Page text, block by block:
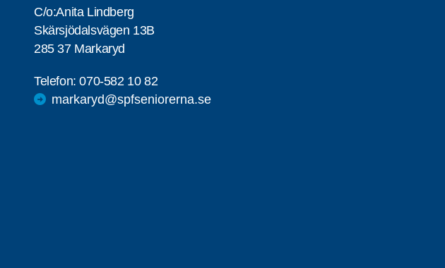
C/o:Anita Lindberg
Skärsjödalsvägen 13B
285 37 Markaryd
Telefon:070-582 10 82
markaryd@spfseniorerna.se